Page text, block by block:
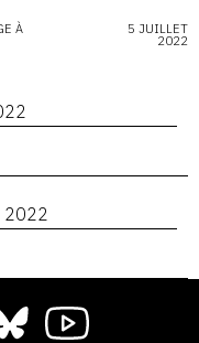
À 5 JUILLET
2022
2022